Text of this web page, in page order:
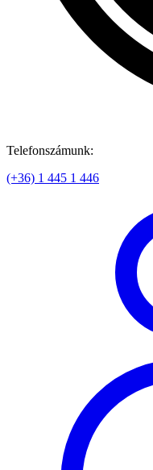
Telefonszámunk:
(+36) 1 445 1 446